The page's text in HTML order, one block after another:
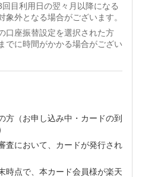
目利用日の翌々月以降になる
象外となる場合がございます。
口座振替設定を選択された方
でに時間がかかる場合がござい
方（お申し込み中・カードの到
査において、カードが発行され
時点で、本カード会員様が楽天